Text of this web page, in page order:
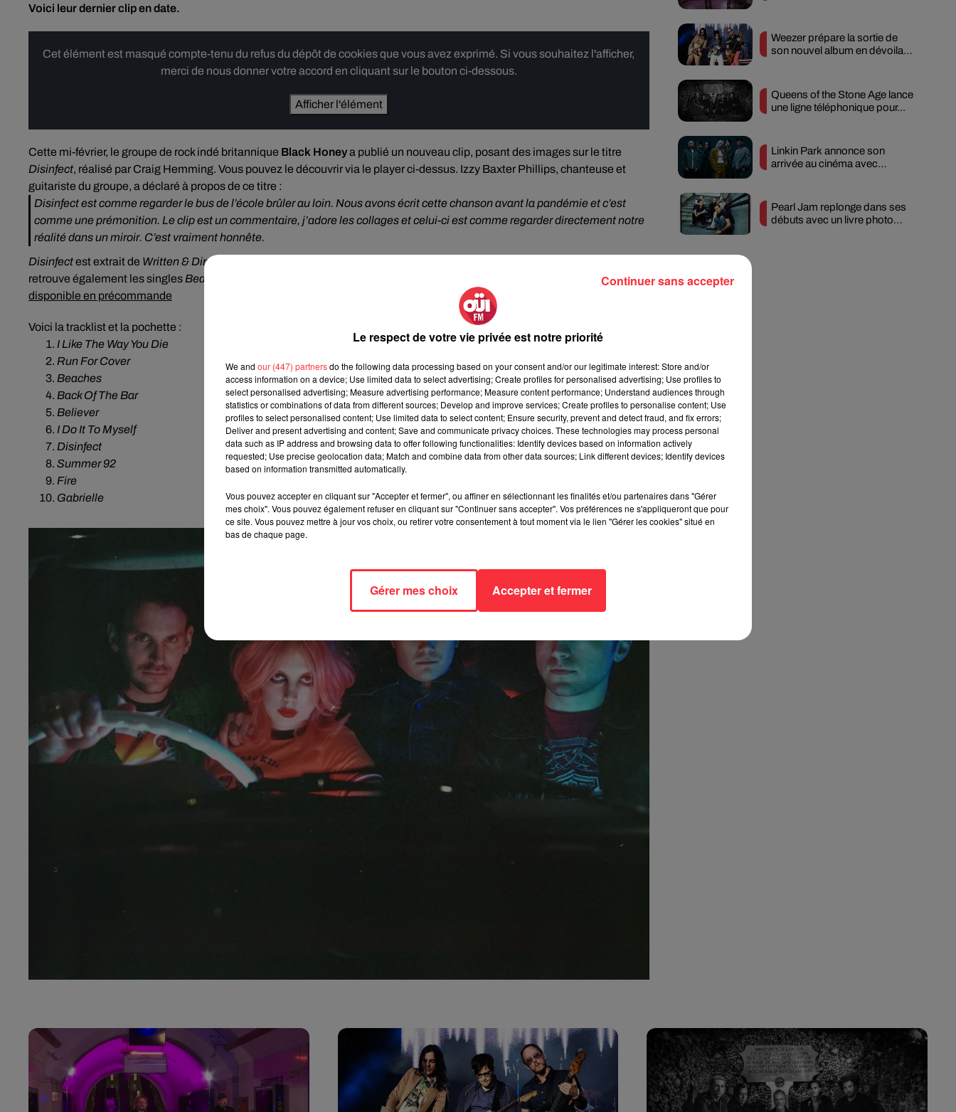
Voici leur dernier clip en date.
Cet élément est masqué compte-tenu du refus du dépôt de cookies que vous avez exprimé. Si vous souhaitez l'afficher,
merci de nous donner votre accord en cliquant sur le bouton ci-dessous.
Afficher l'élément
Cette mi-février, le groupe de rock indé britannique Black Honeya publié un nouveau clip, posant des images sur le titre
Disinfect, réalisé par Craig Hemming. Vous pouvez le découvrir via le player ci-dessus. Izzy Baxter Phillips, chanteuse et
guitariste du groupe, a déclaré à propos de ce titre :
Disinfect est comme regarder le bus de l’école brûler au loin. Nous avons écrit cette chanson avant la pandémie et c’est
comme une prémonition. Le clip est un commentaire, j’adore les collages et celui-ci est comme regarder directement notre
réalité dans un miroir. C’est vraiment honnête.
Disinfectest extrait de Written & Directed
retrouve également les singles Beaches
disponible en précommande
Voici la tracklist et la pochette :
I Like The Way You Die
Run For Cover
Beaches
Back Of The Bar
Believer
I Do It To Myself
Disinfect
Summer 92
Fire
Gabrielle
Weezer prépare la sortie de
son nouvel album en dévoilant
Queens of the Stone Age lance
une ligne téléphonique pour...
Linkin Park annonce son
arrivée au cinéma avec
Pearl Jam replonge dans ses
débuts avec un livre photo
Le respect de votre vie privée est notre priorité
We and our (447) partnersdo the following data processing based on your consent and/or our legitimate interest: Store and/or
access information on a device; Use limited data to select advertising; Create profiles for personalised advertising; Use profiles to
select personalised advertising; Measure advertising performance; Measure content performance; Understand audiences through
statistics or combinations of data from different sources; Develop and improve services; Create profiles to personalise content; Use
profiles to select personalised content; Use limited data to select content; Ensure security, prevent and detect fraud, and fix errors;
Deliver and present advertising and content; Save and communicate privacy choices. These technologies may process personal
data such as IP address and browsing data to offer following functionalities: Identify devices based on information actively
requested; Use precise geolocation data; Match and combine data from other data sources; Link different devices; Identify devices
based on information transmitted automatically.
Vous pouvez accepter en cliquant sur "Accepter et fermer", ou affiner en sélectionnant les finalités et/ou partenaires dans "Gérer
mes choix". Vous pouvez également refuser en cliquant sur "Continuer sans accepter". Vos préférences ne s'appliqueront que pour
ce site. Vous pouvez mettre à jour vos choix, ou retirer votre consentement à tout moment via le lien "Gérer les cookies" situé en
bas de chaque page.
Gérer mes choix Accepter et fermer
Continuer sans accepter